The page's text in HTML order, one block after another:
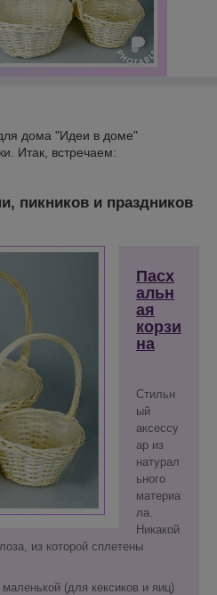
дома "Идеи в доме"
Итак, встречаем:
пикников и праздников
Пасх
альн
ая
корзи
на
Стильн
ый
аксессу
ар из
натурал
ьного
материа
ла.
Никакой
из которой сплетены
(для кексиков и яиц)